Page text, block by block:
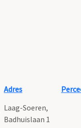
Adres
Laag-Soeren,
Badhuislaan 1